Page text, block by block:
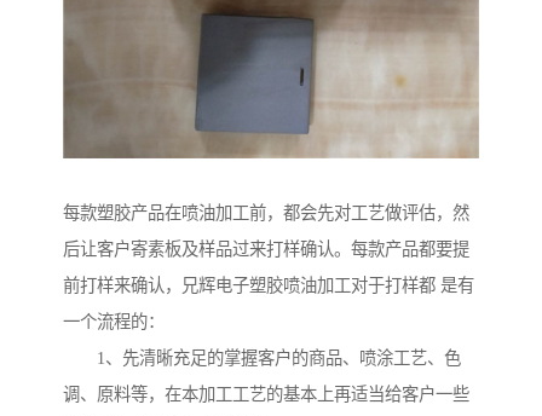
每款塑胶产品在喷油加工前，都会先对工艺做评估，然
后让客户寄素板及样品过来打样确认。每款产品都要提
前打样来确认，兄辉电子塑胶喷油加工对于打样都 是有
一个流程的：
1、先清晰充足的掌握客户的商品、喷涂工艺、色
调、原料等，在本加工工艺的基本上再适当给客户一些